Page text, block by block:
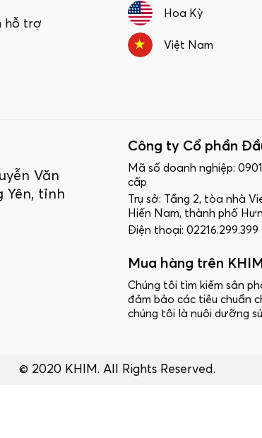
Hoa Kỳ
Việt Nam
hỗ trợ
Văn
Yên, tỉnh
Công ty Cổ phần
Mã số doanh nghiệp:
cấp
Trụ sở: Tầng 2, tòa nhà
Hiến Nam, thành phố
Điện thoại:
Mua hàng trên
Chúng tôi tìm kiếm sản
đảm bảo các tiêu chuẩn
chúng tôi là nuôi dưỡng
© 2020 KHIM. All Rights Reserved.